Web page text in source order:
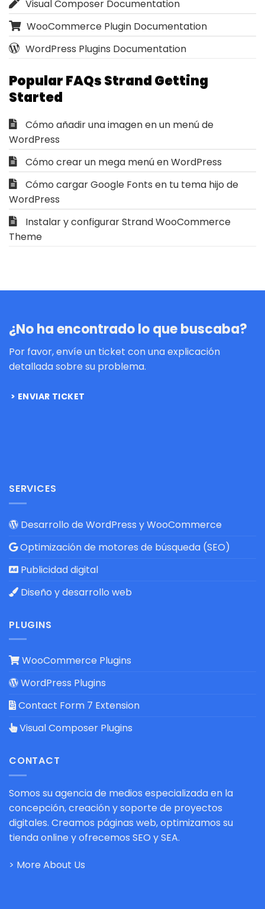
Visual Composer Documentation
WooCommerce Plugin Documentation
WordPress Plugins Documentation
Popular FAQs Strand Getting
Started
Cómo añadir una imagen en un menú de
WordPress
Cómo crear un mega menú en WordPress
Cómo cargar Google Fonts en tu tema hijo de
WordPress
Instalar y configurar Strand WooCommerce
Theme
¿No ha encontrado lo que buscaba?
Por favor, envíe un ticket con una explicación
detallada sobre su problema.
ENVIAR TICKET
SERVICES
Desarrollo de WordPress y WooCommerce
Optimización de motores de búsqueda (SEO)
Publicidad digital
Diseño y desarrollo web
PLUGINS
WooCommerce Plugins
WordPress Plugins
Contact Form 7 Extension
Visual Composer Plugins
CONTACT
Somos su agencia de medios especializada en la
concepción, creación y soporte de proyectos
digitales. Creamos páginas web, optimizamos su
tienda online y ofrecemos SEO y SEA.
> More About Us